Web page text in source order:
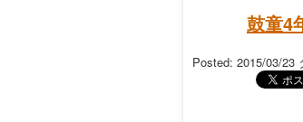
鼓童4
Posted: 2015/03/23